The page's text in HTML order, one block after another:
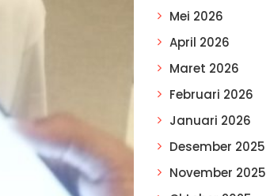
Mei 2026
April 2026
Maret 2026
Februari 2026
Januari 2026
Desember 2025
November 2025